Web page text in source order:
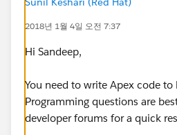
2018년 1월 4일 오전 7:37
Hi Sandeep,
You need to write Apex code
Programming questions are
developer forums for a quick